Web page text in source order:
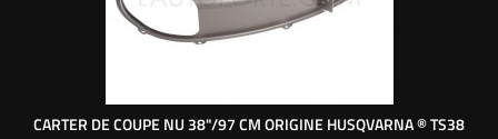
CARTER DE COUPE NU 38"/97 CM ORIGINE HUSQVARNA ® TS38